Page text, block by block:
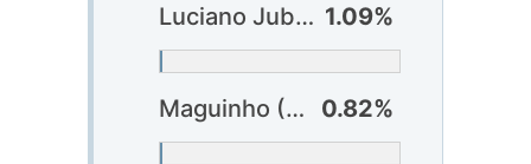
Luciano Juba (Bahia) 1.09%
Maguinho (Atlético-GO) 0.82%